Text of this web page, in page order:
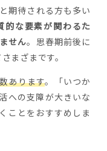
期待される方も多い
的な要素が関わるた
せん。思春期前後に
まざまです。
あります。「いつか
への支障が大きいな
ことをおすすめしま